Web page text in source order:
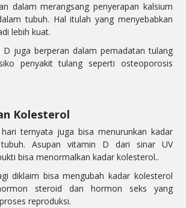
dalam merangsang penyerapan kalsium
tubuh. Hal itulah yang menyebabkan
lebih kuat.
D juga berperan dalam pemadatan tulang
penyakit tulang seperti osteoporosis
Kolesterol
ternyata juga bisa menurunkan kadar
Asupan vitamin D dari sinar UV
bisa menormalkan kadar kolesterol..
diklaim bisamengubah kadar kolesterol
steroid dan hormon seks yang
reproduksi.